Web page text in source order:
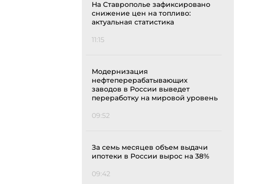
На Ставрополье зафиксировано
снижение цен на топливо:
актуальная статистика
11:15
Модернизация
нефтеперерабатывающих
заводов в России выведет
переработку на мировой уровень
09:52
За семь месяцев объем выдачи
ипотеки в России вырос на 38%
09:42